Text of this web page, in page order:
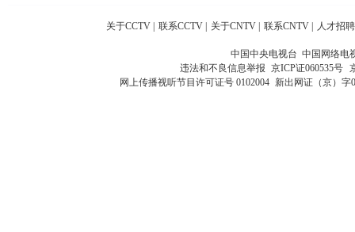
关于CCTV 联系CCTV 关于CNTV 联系CNTV 人才招聘
中国中央电视台 中国网络电
违法和不良信息举报 京ICP证060535号
网上传播视听节目许可证号 0102004 新出网证（京）